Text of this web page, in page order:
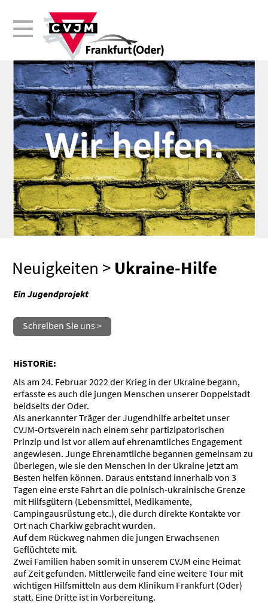
Neuigkeiten > Ukraine-Hilfe
Ein Jugendprojekt
Schreiben Sie uns >
HiSTORiE:
Als am 24. Februar 2022 der Krieg in der Ukraine begann,
erfasste es auch die jungen Menschen unserer Doppelstadt
beidseits der Oder.
Als anerkannter Träger der Jugendhilfe arbeitet unser
CVJM-Ortsverein nach einem sehr partizipatorischen
Prinzip und ist vor allem auf ehrenamtliches Engagement
angewiesen. Junge Ehrenamtliche begannen gemeinsam zu
überlegen, wie sie den Menschen in der Ukraine jetzt am
Besten helfen können. Daraus entstand innerhalb von 3
Tagen eine erste Fahrt an die polnisch-ukrainische Grenze
mit Hilfsgütern (Lebensmittel, Medikamente,
Campingausrüstung etc.), die durch direkte Kontakte vor
Ort nach Charkiw gebracht wurden.
Auf dem Rückweg nahmen die jungen Erwachsenen
Geflüchtete mit.
Zwei Familien haben somit in unserem CVJM eine Heimat
auf Zeit gefunden. Mittlerweile fand eine weitere Tour mit
wichtigen Hilfsmitteln aus dem Klinikum Frankfurt (Oder)
statt. Eine Dritte ist in Vorbereitung.